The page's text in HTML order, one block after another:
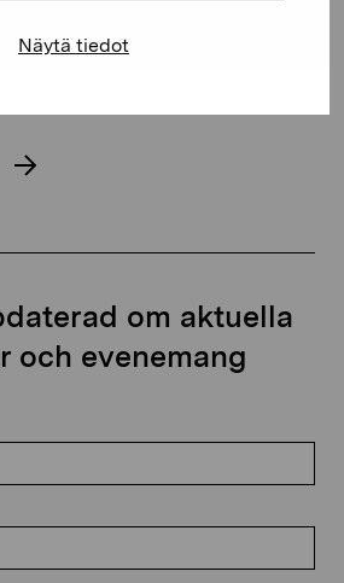
Näytä tiedot
om aktuella
och evenemang